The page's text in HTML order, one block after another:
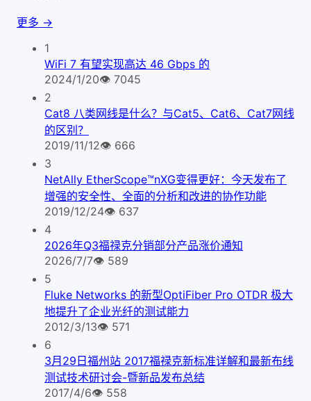
更多 →
1
WiFi 7 有望实现高达 46 Gbps 的
2024/1/20👁 7045
2
Cat8 八类网线是什么？与Cat5、Cat6、Cat7网线
的区别？
2019/11/12👁 666
3
NetAlly EtherScope™nXG变得更好：今天发布了
增强的安全性、全面的分析和改进的协作功能
2019/12/24👁 637
4
2026年Q3福禄克分销部分产品涨价通知
2026/7/7👁 589
5
Fluke Networks 的新型OptiFiber Pro OTDR 极大
地提升了企业光纤的测试能力
2012/3/13👁 571
6
3月29日福州站 2017福禄克新标准详解和最新布线
测试技术研讨会-暨新品发布总结
2017/4/6👁 558